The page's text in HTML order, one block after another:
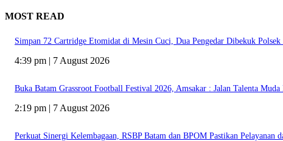
MOST READ
Simpan 72 Cartridge Etomidat di Mesin Cuci, Dua Pengedar Dibekuk
4:39 pm | 7 August 2026
Buka Batam Grassroot Football Festival 2026, Amsakar : Jalan Talenta
2:19 pm | 7 August 2026
Perkuat Sinergi Kelembagaan, RSBP Batam dan BPOM Pastikan Pelayanan